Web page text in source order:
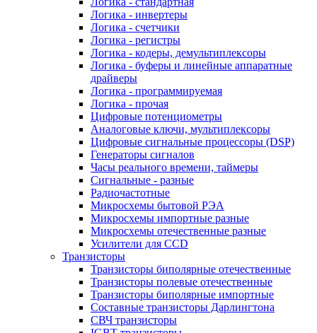
Логика - инвертеры
Логика - счетчики
Логика - регистры
Логика - кодеры, демультиплексоры
Логика - буферы и линейные аппаратные
драйверы
Логика - программируемая
Логика - прочая
Цифровые потенциометры
Аналоговые ключи, мультиплексоры
Цифровые сигнальные процессоры (DSP)
Генераторы сигналов
Часы реального времени, таймеры
Сигнальные - разные
Радиочастотные
Микросхемы бытовой РЭА
Микросхемы импортные разные
Микросхемы отечественные разные
Усилители для CCD
Транзисторы
Транзисторы биполярные отечественные
Транзисторы полевые отечественные
Транзисторы биполярные импортные
Составные транзисторы Дарлингтона
СВЧ транзисторы